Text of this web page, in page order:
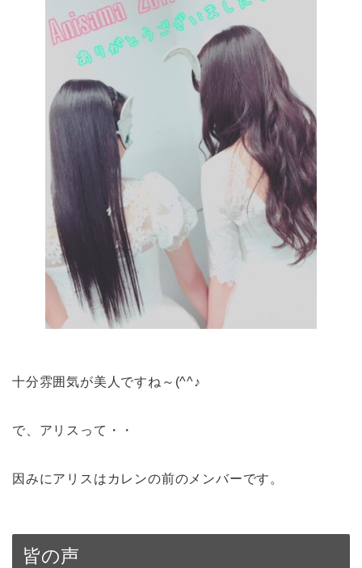
十分雰囲気が美人ですね～(^^♪
で、アリスって・・
因みにアリスはカレンの前のメンバーです。
皆の声